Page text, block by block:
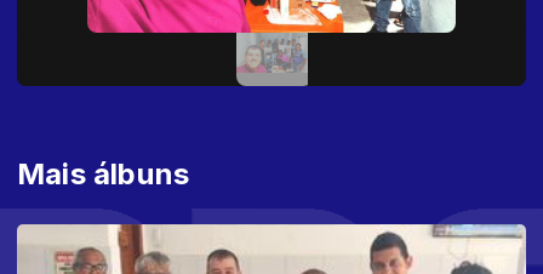
Mais álbuns